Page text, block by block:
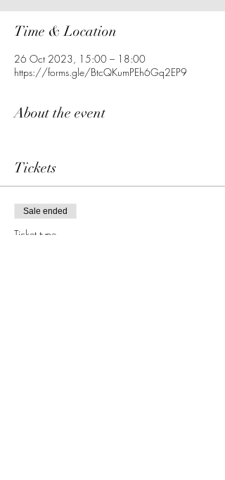
Time & Location
26 Oct 2023, 15:00 – 18:00
https://forms.gle/BtcQKumPEh6Gq2EP9
About the event
Tickets
Sale ended
Ticket type